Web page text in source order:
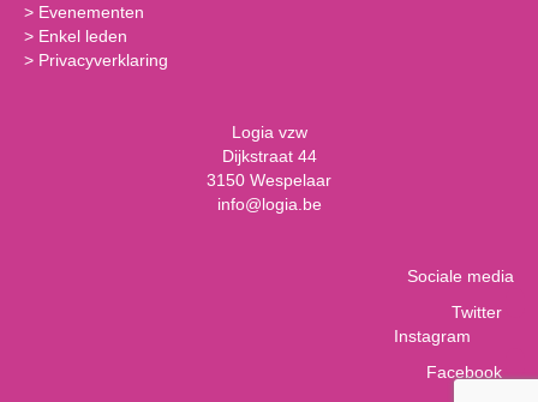
> Evenementen
> Enkel leden
> Privacyverklaring
Logia vzw
Dijkstraat 44
3150 Wespelaar
info@logia.be
Sociale media
Twitter
Instagram
Facebook